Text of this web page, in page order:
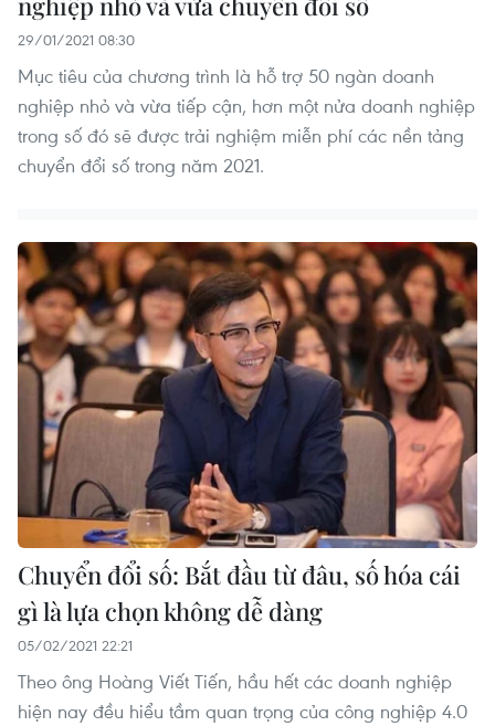
29/01/2021 08:30
Mục tiêu của chương trình là hỗ trợ 50 ngàn doanh
nghiệp nhỏ và vừa tiếp cận, hơn một nửa doanh nghiệp
trong số đó sẽ được trải nghiệm miễn phí các nền tảng
chuyển đổi số trong năm 2021.
Chuyển đổi số: Bắt đầu từ đâu, số hóa cái
gì là lựa chọn không dễ dàng
05/02/2021 22:21
Theo ông Hoàng Viết Tiến, hầu hết các doanh nghiệp
hiện nay đều hiểu tầm quan trọng của công nghiệp 4.0